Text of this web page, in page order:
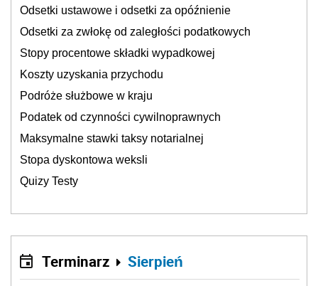
Odsetki ustawowe i odsetki za opóźnienie
Odsetki za zwłokę od zaległości podatkowych
Stopy procentowe składki wypadkowej
Koszty uzyskania przychodu
Podróże służbowe w kraju
Podatek od czynności cywilnoprawnych
Maksymalne stawki taksy notarialnej
Stopa dyskontowa weksli
Quizy Testy
Terminarz Sierpień